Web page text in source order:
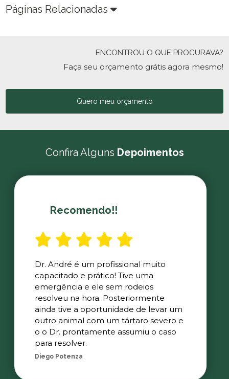
Páginas Relacionadas
ENCONTROU O QUE PROCURAVA?
Faça seu orçamento grátis agora mesmo!
Quero meu orçamento
Confira Alguns Depoimentos
Recomendo!!
Dr. André é um profissional muito
capacitado e prático! Tive uma
emergência e ele sem rodeios
resolveu na hora. Posteriormente
ainda tive a oportunidade de levar um
outro animal com um tártaro severo e
o o Dr. prontamente assumiu o caso
para resolver.
Diego Potenza